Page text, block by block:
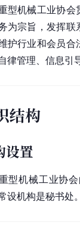
型机械工业协会
为宗旨，发挥
护行业和会员合
律管理、信息引
结构
设置
型机械工业协
设机构是秘书处